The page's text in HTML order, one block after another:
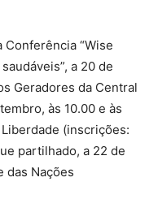
Conferência “Wise
a 20 de
Geradores da Central
às 10.00 e às
(inscrições:
partilhado, a 22 de
das Nações